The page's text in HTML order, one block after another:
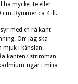
ha mycket te eller
cm. Rymmer ca 4 dl.
med en rå kant
Om jag ska
mjuk i känslan.
kanten / strimman
ingår i mina